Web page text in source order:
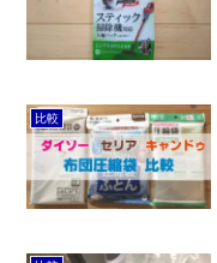
比較